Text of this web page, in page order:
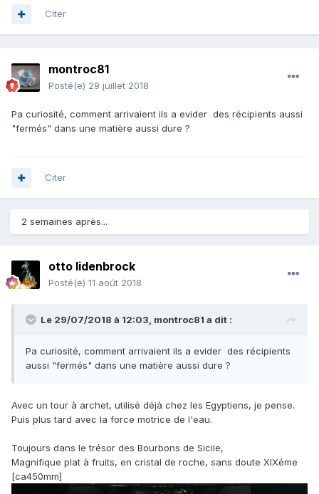
Citer
montroc81
Posté(e) 29 juillet 2018
Pa curiosité, comment arrivaient ils a evider des récipients aussi
"fermés" dans une matière aussi dure ?
Citer
2 semaines après...
otto lidenbrock
Posté(e) 11 août 2018
Le 29/07/2018 à 12:03, montroc81 a dit :
Pa curiosité, comment arrivaient ils a evider des récipients
aussi "fermés" dans une matière aussi dure ?
Avec un tour à archet, utilisé déjà chez les Egyptiens, je pense.
Puis plus tard avec la force motrice de l'eau.
Toujours dans le trésor des Bourbons de Sicile,
Magnifique plat à fruits, en cristal de roche, sans doute XIXéme
[ca450mm]